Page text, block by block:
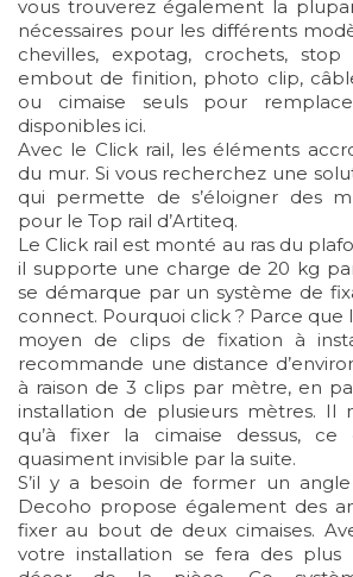
vous trouverez également la
nécessaires pour les différents
chevilles, expotag, crochets,
embout de finition, photo clip,
ou cimaise seuls pour
disponibles ici.
Avec le Click rail, les éléments
du mur. Si vous recherchez une
qui permette de s’éloigner des
pour le Top rail d’Artiteq.
Le Click rail est monté au ras du
il supporte une charge de 20 kg
se démarque par un système de
connect. Pourquoi click ? Parce que
moyen de clips de fixation à
recommande une distance
à raison de 3 clips par mètre, en
installation de plusieurs mètres. Il
qu’à fixer la cimaise dessus,
quasiment invisible par la suite.
S’il y a besoin de former un
Decoho propose également des
fixer au bout de deux cimaises.
votre installation se fera des plus